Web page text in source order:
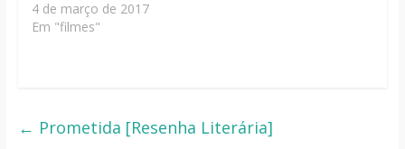
4 de março de 2017
Em "filmes"
← Prometida [Resenha Literária]